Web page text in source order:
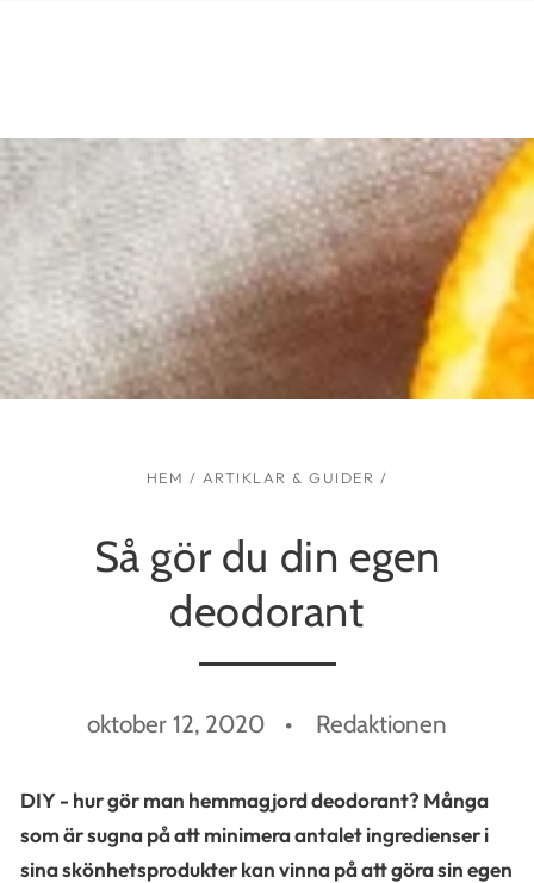
HEM / ARTIKLAR & GUIDER /
Så gör du din egen
deodorant
oktober 12, 2020 Redaktionen
DIY - hur gör man hemmagjord deodorant? Många
som är sugna på att minimera antalet ingredienser i
sina skönhetsprodukter kan vinna på att göra sin egen